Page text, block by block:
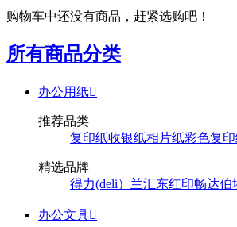
购物车中还没有商品，赶紧选购吧！
所有商品分类
办公用纸
推荐品类
复印纸收银纸相片纸彩色复
精选品牌
得力(deli） 兰汇东红印畅达伯
办公文具